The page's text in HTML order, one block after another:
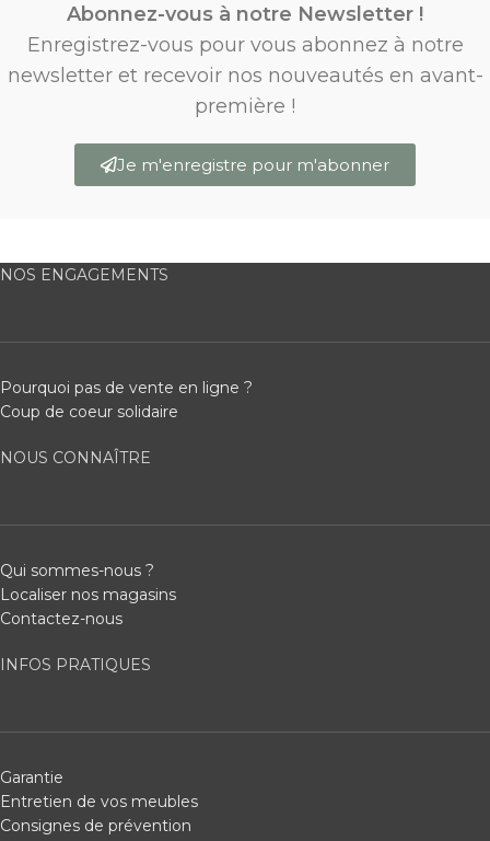
Abonnez-vous à notre Newsletter !
Enregistrez-vous pour vous abonnez à notre
newsletter et recevoir nos nouveautés en avant-
première !
Je m'enregistre pour m'abonner
NOS ENGAGEMENTS
Pourquoi pas de vente en ligne ?
Coup de coeur solidaire
NOUS CONNAÎTRE
Qui sommes-nous ?
Localiser nos magasins
Contactez-nous
INFOS PRATIQUES
Garantie
Entretien de vos meubles
Consignes de prévention